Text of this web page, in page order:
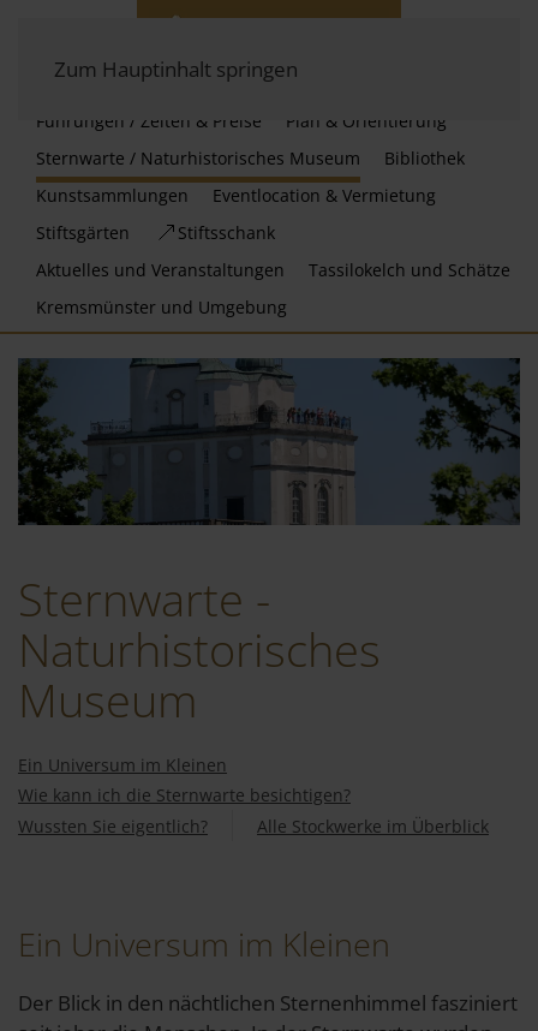
Zum Hauptinhalt springen
Führungen / Zeiten & Preise
Plan & Orientierung
Sternwarte / Naturhistorisches Museum
Bibliothek
Kunstsammlungen
Eventlocation & Vermietung
Stiftsgärten
Stiftsschank
Aktuelles und Veranstaltungen
Tassilokelch und Schätze
Kremsmünster und Umgebung
Sternwarte -
Naturhistorisches
Museum
Ein Universum im Kleinen
Wie kann ich die Sternwarte besichtigen?
Wussten Sie eigentlich?
Alle Stockwerke im Überblick
Ein Universum im Kleinen
Der Blick in den nächtlichen Sternenhimmel fasziniert